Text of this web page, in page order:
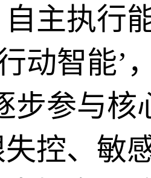
主执行
动智能’
步参与
控、敏